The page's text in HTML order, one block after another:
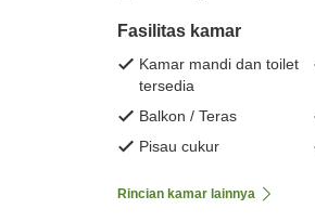
Fasilitas kamar
Kamar mandi dan toilet
tersedia
Balkon / Teras
Pisau cukur
Rincian kamar lainnya